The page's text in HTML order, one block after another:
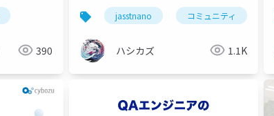
390
jasstnano コミュニティ
ハシカズ 1.1K